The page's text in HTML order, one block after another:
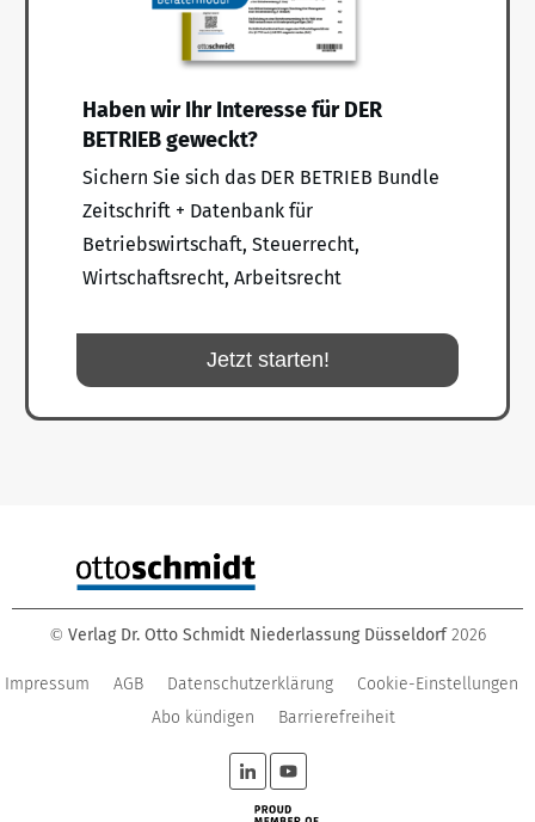
Haben wir Ihr Interesse für DER
BETRIEB geweckt?
Sichern Sie sich das DER BETRIEB Bundle
Zeitschrift + Datenbank für
Betriebswirtschaft, Steuerrecht,
Wirtschaftsrecht, Arbeitsrecht
Jetzt starten!
© Verlag Dr. Otto Schmidt Niederlassung Düsseldorf 2026
Impressum AGB Datenschutzerklärung
Cookie-Einstellungen
Abo kündigen
Barrierefreiheit